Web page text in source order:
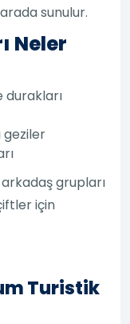
sunulur.
Neler
durakları
geziler
grupları
için
Turistik